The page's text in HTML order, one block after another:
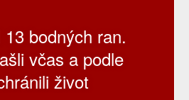
bodných ran.
včas a podle
život